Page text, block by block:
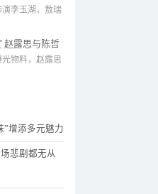
李玉湖，敖瑞
赵露思️与陈哲
物料，赵露思️
”增添多元魅力
悲剧都无从